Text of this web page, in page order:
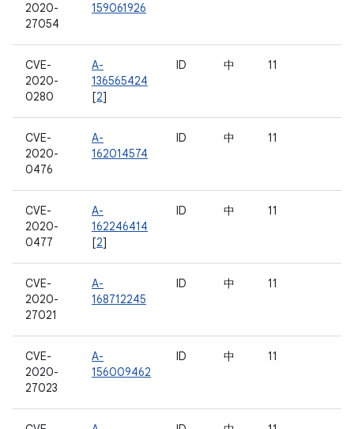
2020-
27054
159061926
CVE-
2020-
0280
A-
136565424
[2]
ID 中 11
CVE-
2020-
0476
A-
162014574
ID 中 11
CVE-
2020-
0477
A-
162246414
[2]
ID 中 11
CVE-
2020-
27021
A-
168712245
ID 中 11
CVE-
2020-
27023
A-
156009462
ID 中 11